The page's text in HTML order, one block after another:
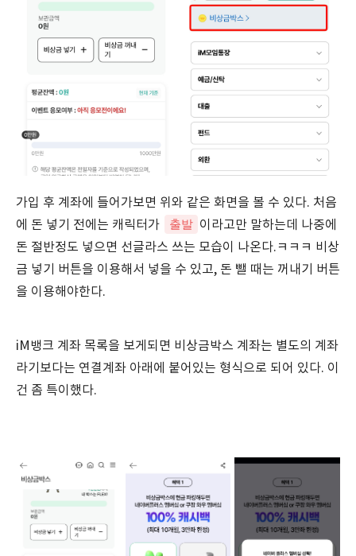
가입 후 계좌에 들어가보면 위와 같은 화면을 볼 수 있다. 처음
에 돈 넣기 전에는 캐릭터가
출발 이라고만 말하는데 나중에
돈 절반정도 넣으면 선글라스 쓰는 모습이 나온다.ㅋㅋㅋ 비상
금 넣기 버튼을 이용해서 넣을 수 있고, 돈 뺄 때는 꺼내기 버튼
을 이용해야한다.
iM뱅크 계좌 목록을 보게되면 비상금박스 계좌는 별도의 계좌
라기보다는 연결계좌 아래에 붙어있는 형식으로 되어 있다. 이
건 좀 특이했다.